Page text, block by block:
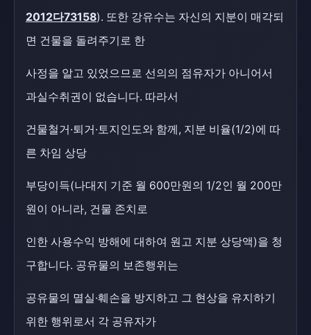
2012다73158). 또한 강유수는 자신의 지분이 매각되
면 건물을 돌려주기로 한
사정을 알고 있었으므로 선의의 점유자가 아니어서
과실수취권이 없습니다. 따라서
건물철거·퇴거·토지인도와 함께, 지분 비율(1/2)에 따
른 차임 상당
부당이득(나대지 기준 월 600만원의 1/2인 월 200만
원이 아니라, 건물 존치로
인한 사용수익 방해에 대하여 원고 지분 상당액)을 청
구합니다. 공유물의 보존행위는
공유물의 멸실·훼손을 방지하고 그 현상을 유지하기
위한 행위로서 각 공유자가